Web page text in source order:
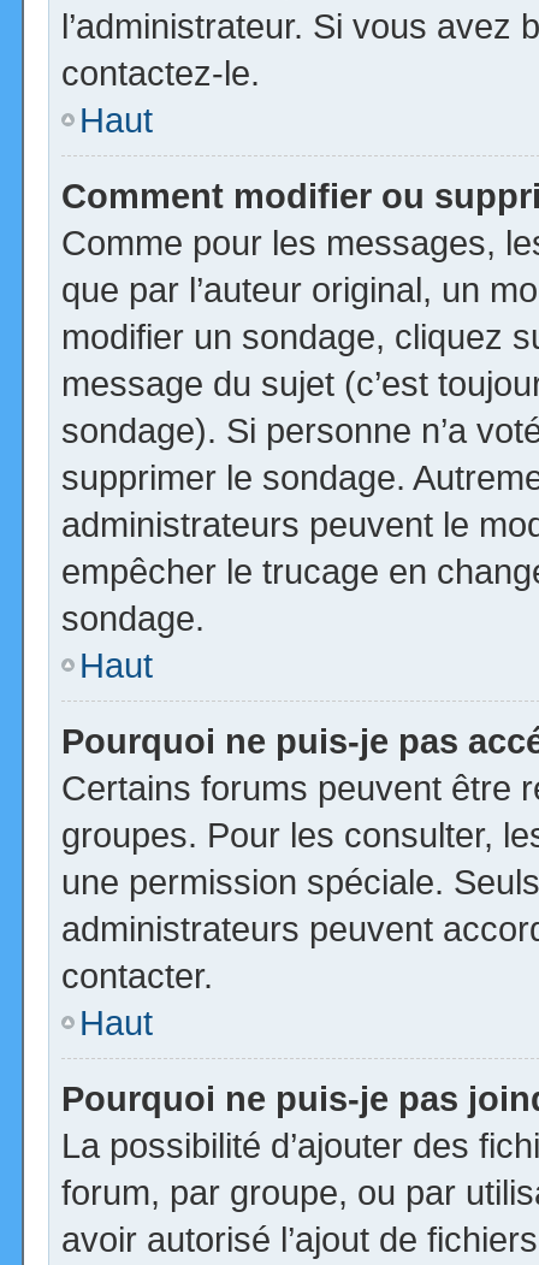
l’administrateur. Si vous avez
contactez-le.
Haut
Comment modifier ou
Comme pour les messages,
que par l’auteur original, un
modifier un sondage, cliquez
message du sujet (c’est
sondage). Si personne n’a
supprimer le sondage.
administrateurs peuvent le
empêcher le trucage en
sondage.
Haut
Pourquoi ne puis-je pas
Certains forums peuvent être
groupes. Pour les consulter,
une permission spéciale.
administrateurs peuvent
contacter.
Haut
Pourquoi ne puis-je pas
La possibilité d’ajouter des
forum, par groupe, ou par
avoir autorisé l’ajout de